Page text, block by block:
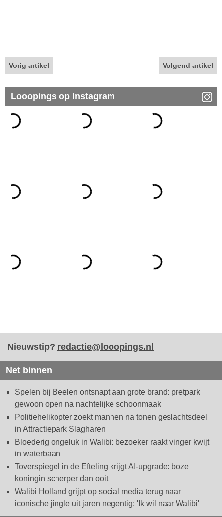
Vorig artikel Volgend artikel
Looopings op Instagram
Nieuwstip? redactie@looopings.nl
Net binnen
Spelen bij Beelen ontsnapt aan grote brand: pretpark
gewoon open na nachtelijke schoonmaak
Politiehelikopter zoekt mannen na tonen geslachtsdeel
in Attractiepark Slagharen
Bloederig ongeluk in Walibi: bezoeker raakt vinger kwijt
in waterbaan
Toverspiegel in de Efteling krijgt AI-upgrade: boze
koningin scherper dan ooit
Walibi Holland grijpt op social media terug naar
iconische jingle uit jaren negentig: 'Ik wil naar Walibi'